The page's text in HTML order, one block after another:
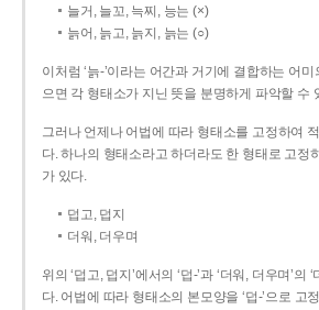
늘거, 늘꼬, 늑찌, 능는 (×)
늙어, 늙고, 늙지, 늙는 (○)
이처럼 ‘늙-­’이라는 어간과 거기에 결합하는 어
으면 각 형태소가 지닌 뜻을 분명하게 파악할 수
그러나 언제나 어법에 따라 형태소를 고정하여
다. 하나의 형태소라고 하더라도 한 형태로 고정
가 있다.
덥고, 덥지
더워, 더우며
위의 ‘덥고, 덥지’에서의 ‘덥-­’과 ‘더워, 더우며’의
다. 어법에 따라 형태소의 본모양을 ‘덥-­’으로 고